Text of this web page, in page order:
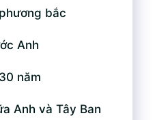
bắc
Anh
năm
Anh và Tây Ban